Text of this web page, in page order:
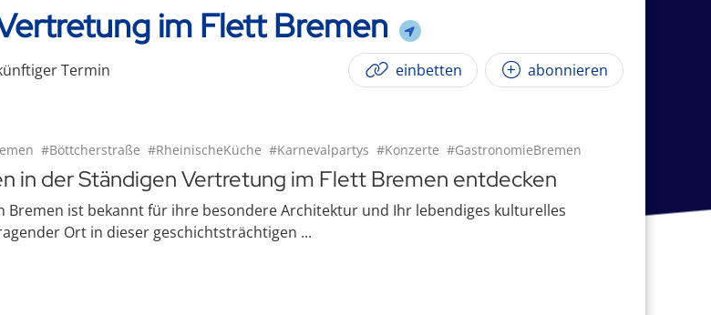
im Flett Bremen
rTermin einbetten abonnieren
#Böttcherstraße #RheinischeKüche #Karnevalpartys #Konzerte #GastronomieBremen
in der Ständigen Vertretung im Flett Bremen entdecken
Bremen ist bekannt für ihre besondere Architektur und Ihr lebendiges kulturelles
Ort in dieser geschichtsträchtigen ...